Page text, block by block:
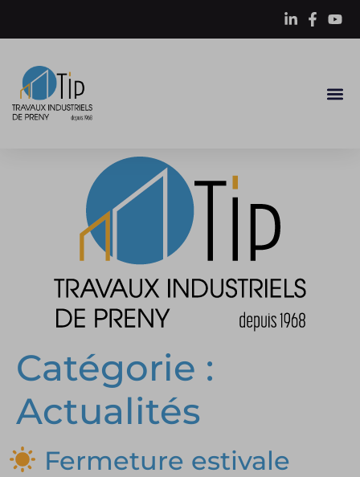
Catégorie :
Actualités
Fermeture estivale